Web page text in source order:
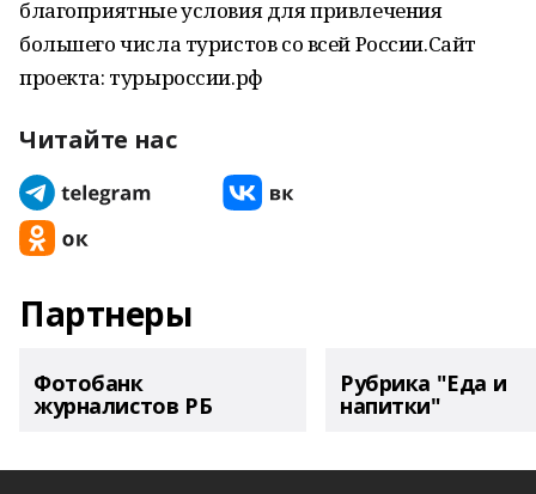
благоприятные условия для привлечения
большего числа туристов со всей России.Сайт
проекта: турыроссии.рф
Читайте нас
Партнеры
Фотобанк
журналистов РБ
Рубрика "Еда и
напитки"